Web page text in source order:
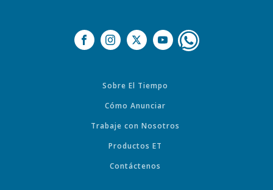
Sobre El Tiempo
Cómo Anunciar
Trabaje con Nosotros
Productos ET
Contáctenos